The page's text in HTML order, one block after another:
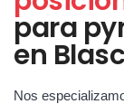
para
en
Nos